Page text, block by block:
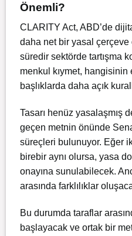
Önemli?
CLARITY Act, ABD’de
daha net bir yasal çerçeve
süredir sektörde tartışma
menkul kıymet, hangisinin
başlıklarda daha açık
Tasarı henüz yasalaşmış
geçen metnin önünde
süreçleri bulunuyor. Eğer
birebir aynı olursa, yasa
onayına sunulabilecek.
arasında farklılıklar
Bu durumda taraflar
başlayacak ve ortak bir